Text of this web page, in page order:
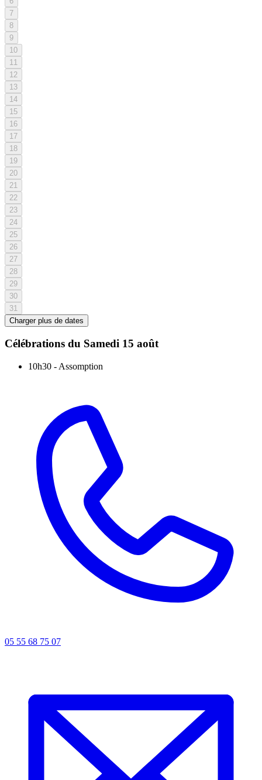
7
8
9
10
11
12
13
14
15
16
17
18
19
20
21
22
23
24
25
26
27
28
29
30
31
Charger plus de dates
Célébrations du Samedi 15 août
10h30 - Assomption
05 55 68 75 07